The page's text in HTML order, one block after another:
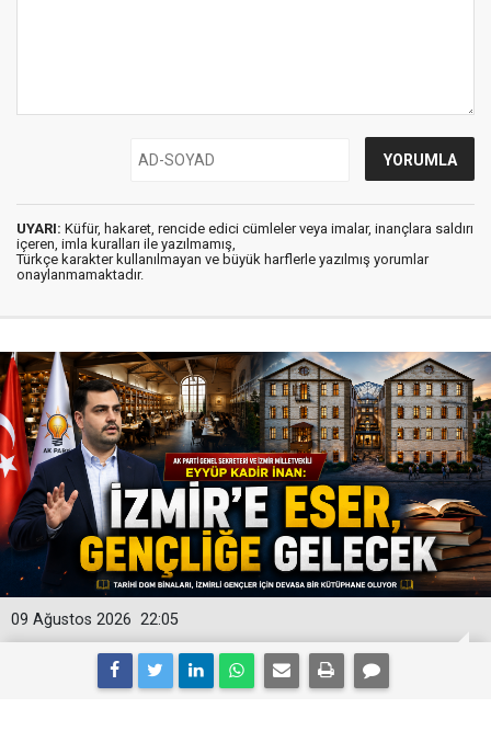
UYARI: Küfür, hakaret, rencide edici cümleler veya imalar, inançlara saldırı
içeren, imla kuralları ile yazılmamış,
Türkçe karakter kullanılmayan ve büyük harflerle yazılmış yorumlar
onaylanmamaktadır.
22:05
09 Ağustos 2026